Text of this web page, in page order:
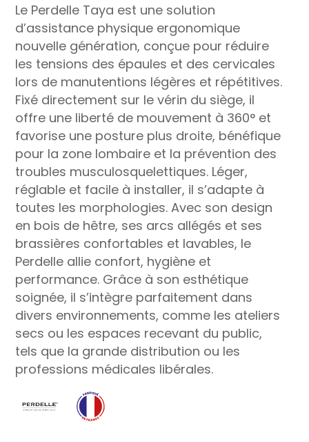
Le Perdelle Taya est une solution
d’assistance physique ergonomique
nouvelle génération, conçue pour réduire
les tensions des épaules et des cervicales
lors de manutentions légères et répétitives.
Fixé directement sur le vérin du siège, il
offre une liberté de mouvement à 360° et
favorise une posture plus droite, bénéfique
pour la zone lombaire et la prévention des
troubles musculosquelettiques. Léger,
réglable et facile à installer, il s’adapte à
toutes les morphologies. Avec son design
en bois de hêtre, ses arcs allégés et ses
brassières confortables et lavables, le
Perdelle allie confort, hygiène et
performance. Grâce à son esthétique
soignée, il s’intègre parfaitement dans
divers environnements, comme les ateliers
secs ou les espaces recevant du public,
tels que la grande distribution ou les
professions médicales libérales.